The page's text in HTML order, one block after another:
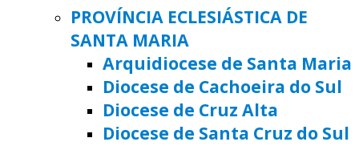
PROVÍNCIA ECLESIÁSTICA DE
SANTA MARIA
Arquidiocese de Santa Maria
Diocese de Cachoeira do Sul
Diocese de Cruz Alta
Diocese de Santa Cruz do Sul